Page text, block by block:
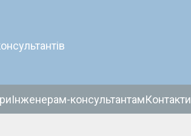
Інженерам-консультантамКонтакти